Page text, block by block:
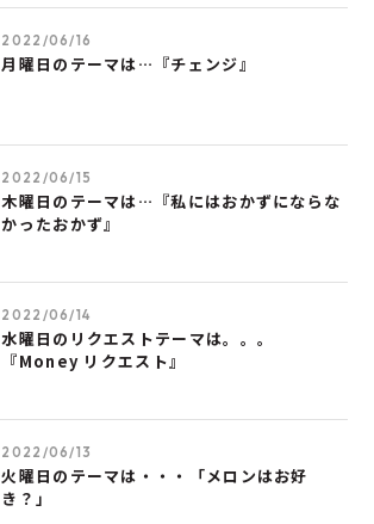
2022/06/16
月曜日のテーマは…『チェンジ』
2022/06/15
木曜日のテーマは…『私にはおかずにならな
かったおかず』
2022/06/14
水曜日のリクエストテーマは。。。
『Money リクエスト』
2022/06/13
火曜日のテーマは・・・「メロンはお好
き？」